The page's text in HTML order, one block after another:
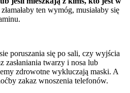
ten wymóg, musiałaby się
poruszania się po sali, czy wyjścia
zasłaniania twarzy i nosa lub
zdrowotne wykluczają maski. A
zakaz wnoszenia telefonów.